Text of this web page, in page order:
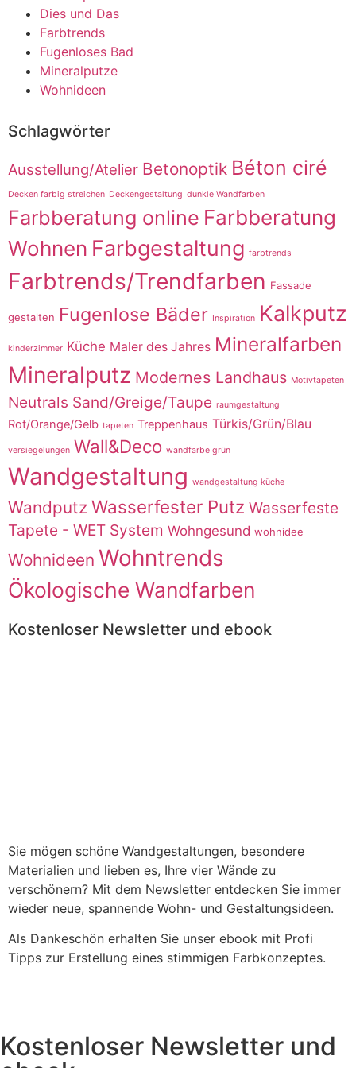
Dies und Das
Farbtrends
Fugenloses Bad
Mineralputze
Wohnideen
Schlagwörter
Ausstellung/Atelier Betonoptik Béton ciré
Decken farbig streichen Deckengestaltung dunkle Wandfarben
Farbberatung online Farbberatung
Wohnen Farbgestaltung farbtrends
Farbtrends/Trendfarben Fassade
gestalten Fugenlose Bäder Inspiration Kalkputz
kinderzimmer Küche Maler des Jahres Mineralfarben
Mineralputz Modernes Landhaus Motivtapeten
Neutrals Sand/Greige/Taupe raumgestaltung
Rot/Orange/Gelb tapeten Treppenhaus Türkis/Grün/Blau
versiegelungen Wall&Deco wandfarbe grün
Wandgestaltung wandgestaltung küche
Wandputz Wasserfester Putz Wasserfeste
Tapete - WET System Wohngesund wohnidee
Wohnideen Wohntrends
Ökologische Wandfarben
Kostenloser Newsletter und ebook
Sie mögen schöne Wandgestaltungen, besondere
Materialien und lieben es, Ihre vier Wände zu
verschönern? Mit dem Newsletter entdecken Sie immer
wieder neue, spannende Wohn- und Gestaltungsideen.
Als Dankeschön erhalten Sie unser ebook mit Profi
Tipps zur Erstellung eines stimmigen Farbkonzeptes.
Kostenloser Newsletter und